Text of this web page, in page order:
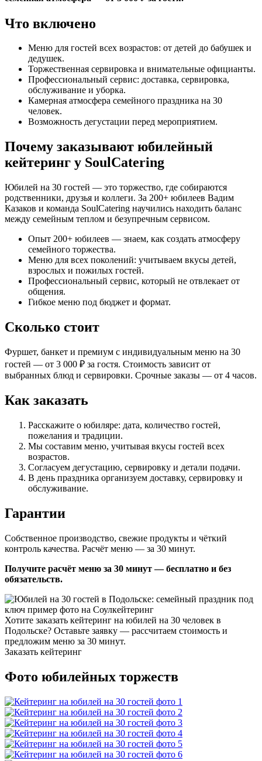
Что включено
Меню для гостей всех возрастов: от детей до бабушек и
дедушек.
Торжественная сервировка и внимательные официанты.
Профессиональный сервис: доставка, сервировка,
обслуживание и уборка.
Камерная атмосфера семейного праздника на 30
человек.
Возможность дегустации перед мероприятием.
Почему заказывают юбилейный
кейтеринг у SoulCatering
Юбилей на 30 гостей — это торжество, где собираются
родственники, друзья и коллеги. За 200+ юбилеев Вадим
Казаков и команда SoulCatering научились находить баланс
между семейным теплом и безупречным сервисом.
Опыт 200+ юбилеев — знаем, как создать атмосферу
семейного торжества.
Меню для всех поколений: учитываем вкусы детей,
взрослых и пожилых гостей.
Профессиональный сервис, который не отвлекает от
общения.
Гибкое меню под бюджет и формат.
Сколько стоит
Фуршет, банкет и премиум с индивидуальным меню на 30
гостей — от 3 000 ₽ за гостя. Стоимость зависит от
выбранных блюд и сервировки. Срочные заказы — от 4 часов.
Как заказать
Расскажите о юбиляре: дата, количество гостей,
пожелания и традиции.
Мы составим меню, учитывая вкусы гостей всех
возрастов.
Согласуем дегустацию, сервировку и детали подачи.
В день праздника организуем доставку, сервировку и
обслуживание.
Гарантии
Собственное производство, свежие продукты и чёткий
контроль качества. Расчёт меню — за 30 минут.
Получите расчёт меню за 30 минут — бесплатно и без
обязательств.
Хотите заказать кейтеринг на юбилей на 30 человек в
Подольске? Оставьте заявку — рассчитаем стоимость и
предложим меню за 30 минут.
Заказать кейтеринг
Фото юбилейных торжеств